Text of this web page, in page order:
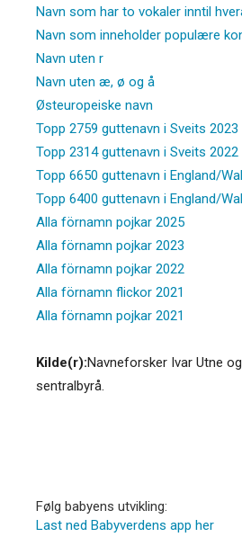
Navn som har to vokaler inntil
Navn som inneholder populære
Navn uten r
Navn uten æ, ø og å
Østeuropeiske navn
Topp 2759 guttenavn i Sveits 2023
Topp 2314 guttenavn i Sveits 2022
Topp 6650 guttenavn i England/
Topp 6400 guttenavn i England/
Alla förnamn pojkar 2025
Alla förnamn pojkar 2023
Alla förnamn pojkar 2022
Alla förnamn flickor 2021
Alla förnamn pojkar 2021
Kilde(r):Navneforsker Ivar Utne
sentralbyrå.
Følg babyens utvikling:
Last ned Babyverdens app her